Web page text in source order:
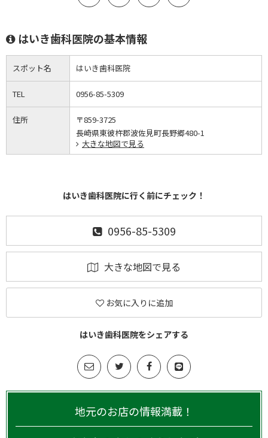
はいき歯科医院の基本情報
スポット名 はいき歯科医院
TEL 0956-85-5309
住所
〒859-3725
長崎県東彼杵郡波佐見町長野郷480-1
大きな地図で見る
はいき歯科医院に行く前にチェック！
0956-85-5309
大きな地図で見る
お気に入りに追加
はいき歯科医院をシェアする
地元のお店の情報満載！